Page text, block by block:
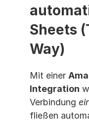
Sheets
Way)
Mit einer
Integration
Verbindung
fließen